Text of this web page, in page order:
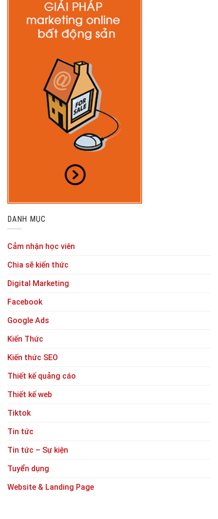
DANH MỤC
Cảm nhận học viên
Chia sẽ kiến thức
Digital Marketing
Facebook
Google Ads
Kiến Thức
Kiến thức SEO
Thiết kế quảng cáo
Thiết kế web
Tiktok
Tin tức
Tin tức – Sự kiện
Tuyển dụng
Website & Landing Page